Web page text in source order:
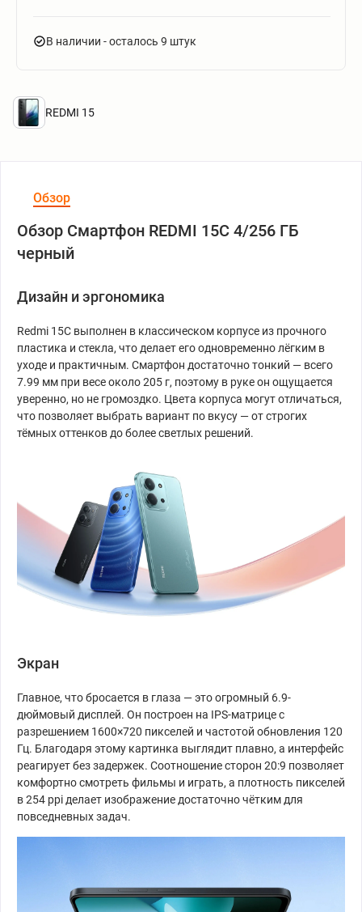
В наличии - осталось 9 штук
REDMI 15
Обзор
Обзор Смартфон REDMI 15C 4/256 ГБ
черный
Дизайн и эргономика
Redmi 15C выполнен в классическом корпусе из прочного
пластика и стекла, что делает его одновременно лёгким в
уходе и практичным. Смартфон достаточно тонкий — всего
7.99 мм при весе около 205 г, поэтому в руке он ощущается
уверенно, но не громоздко. Цвета корпуса могут отличаться,
что позволяет выбрать вариант по вкусу — от строгих
тёмных оттенков до более светлых решений.
Экран
Главное, что бросается в глаза — это огромный 6.9-
дюймовый дисплей. Он построен на IPS-матрице с
разрешением 1600×720 пикселей и частотой обновления 120
Гц. Благодаря этому картинка выглядит плавно, а интерфейс
реагирует без задержек. Соотношение сторон 20:9 позволяет
комфортно смотреть фильмы и играть, а плотность пикселей
в 254 ppi делает изображение достаточно чётким для
повседневных задач.